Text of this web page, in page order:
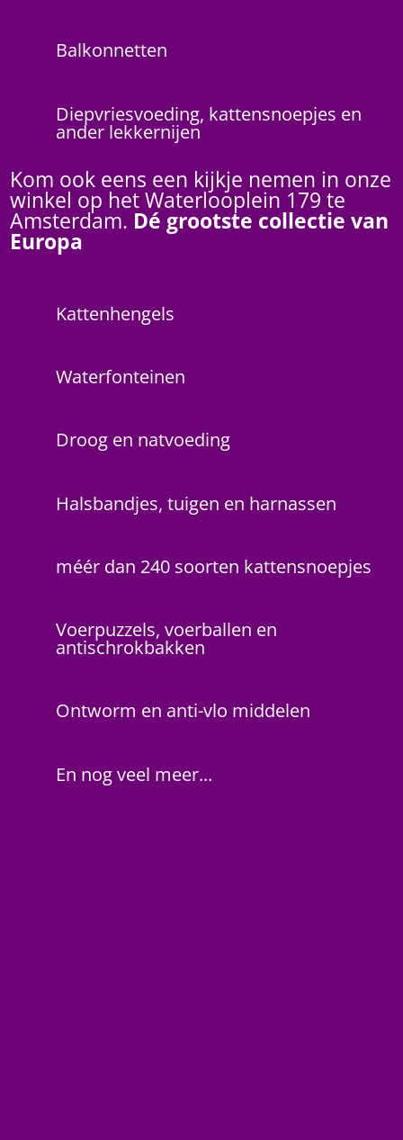
Balkonnetten
Diepvriesvoeding, kattensnoepjes en
ander lekkernijen
Kom ook eens een kijkje nemen in onze
winkel op het Waterlooplein 179 te
Amsterdam. Dé grootste collectie van
Europa
Kattenhengels
Waterfonteinen
Droog en natvoeding
Halsbandjes, tuigen en harnassen
méér dan 240 soorten kattensnoepjes
Voerpuzzels, voerballen en
antischrokbakken
Ontworm en anti-vlo middelen
En nog veel meer...